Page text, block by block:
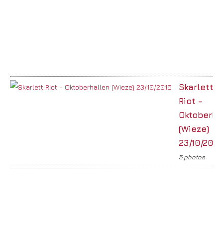
Skarlett
Riot –
(Wieze)
23/10/2016
5 photos